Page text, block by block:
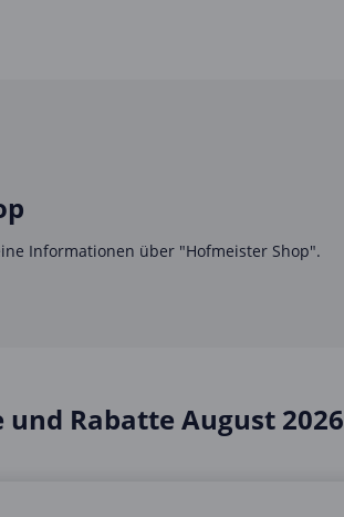
Informationen über "Hofmeister Shop".
und Rabatte August 2026